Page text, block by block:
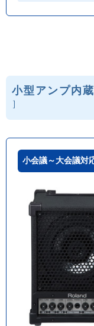
小型アンプ内
］
小会議～大会議対